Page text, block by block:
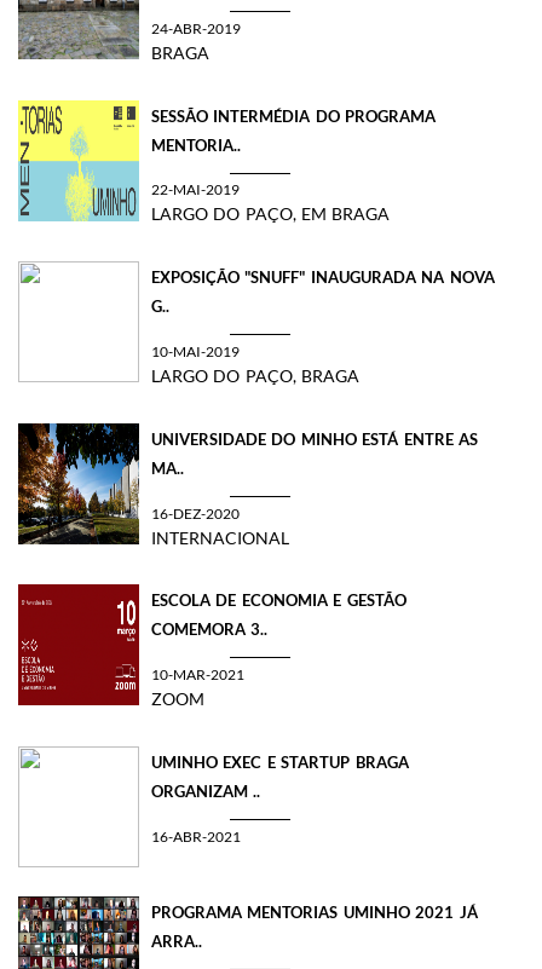
24-ABR-2019
BRAGA
SESSÃO INTERMÉDIA DO PROGRAMA
MENTORIA..
22-MAI-2019
LARGO DO PAÇO, EM BRAGA
EXPOSIÇÃO "SNUFF" INAUGURADA NA NOVA
G..
10-MAI-2019
LARGO DO PAÇO, BRAGA
UNIVERSIDADE DO MINHO ESTÁ ENTRE AS
MA..
16-DEZ-2020
INTERNACIONAL
ESCOLA DE ECONOMIA E GESTÃO
COMEMORA 3..
10-MAR-2021
ZOOM
UMINHO EXEC E STARTUP BRAGA
ORGANIZAM ..
16-ABR-2021
PROGRAMA MENTORIAS UMINHO 2021 JÁ
ARRA..